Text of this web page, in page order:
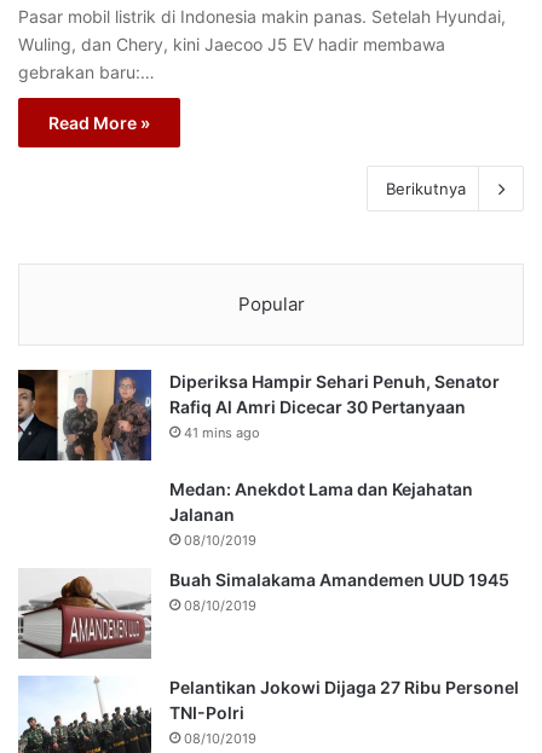
Pasar mobil listrik di Indonesia makin panas. Setelah Hyundai,
Wuling, dan Chery, kini Jaecoo J5 EV hadir membawa
gebrakan baru:…
Read More »
Berikutnya
Popular
Diperiksa Hampir Sehari Penuh, Senator
Rafiq Al Amri Dicecar 30 Pertanyaan
41 mins ago
Medan: Anekdot Lama dan Kejahatan
Jalanan
08/10/2019
Buah Simalakama Amandemen UUD 1945
08/10/2019
Pelantikan Jokowi Dijaga 27 Ribu Personel
TNI-Polri
08/10/2019